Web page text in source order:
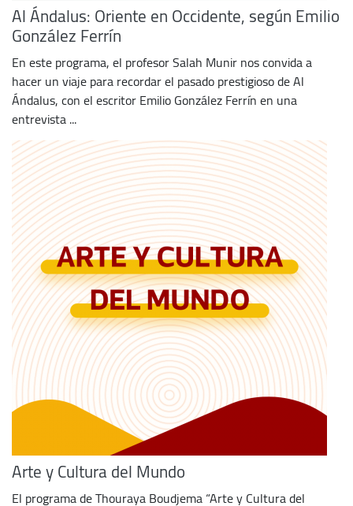
Al Ándalus: Oriente en Occidente, según Emilio
González Ferrín
En este programa, el profesor Salah Munir nos convida a
hacer un viaje para recordar el pasado prestigioso de Al
Ándalus, con el escritor Emilio González Ferrín en una
entrevista ...
Arte y Cultura del Mundo
El programa de Thouraya Boudjema “Arte y Cultura del